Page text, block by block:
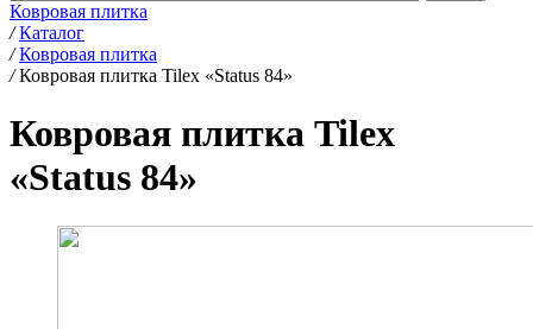
Ковровая плитка
/ Каталог
/ Ковровая плитка
/ Ковровая плитка Tilex «Status 84»
Ковровая плитка Tilex
«Status 84»